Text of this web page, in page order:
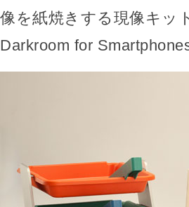
像を紙焼きする現像キッ
Darkroom for